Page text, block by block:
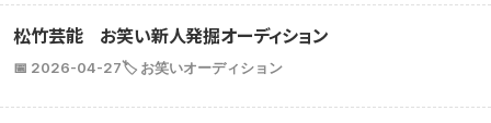
松竹芸能 お笑い新人発掘オーディション
📅 2026-04-27🏷️ お笑いオーディション